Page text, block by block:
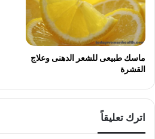
ماسك طبيعى للشعر الدهنى وعلاج
القشرة
اترك تعليقاً